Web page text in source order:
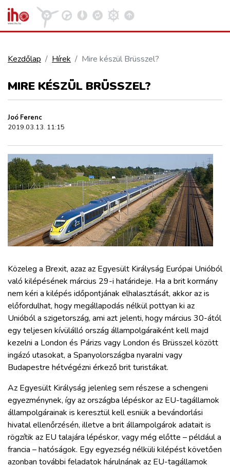
KÖZLEKEDÉSFEJLESZTÉS
ELLÁTÁSI LÁNC
ZÖLDÚT
BLOG
ARCHÍVUM
WEBSHOP
BELÉPÉS
REGISZTRÁCIÓ
Kezdőlap Hírek Mire készül Brüsszel?
MIRE KÉSZÜL BRÜSSZEL?
Joó Ferenc
2019.03.13. 11:15
Közeleg a Brexit, azaz az Egyesült Királyság Európai Unióból
való kilépésének március 29-i határideje. Ha a brit kormány
nem kéri a kilépés időpontjának elhalasztását, akkor az is
előfordulhat, hogy megállapodás nélkül pottyan ki az
Unióból a szigetország, ami azt jelenti, hogy március 30-ától
egy teljesen kívülálló ország állampolgáraiként kell majd
kezelni a London és Párizs vagy London és Brüsszel között
ingázó utasokat, a Spanyolországba nyaralni vagy
Budapestre hétvégézni érkező brit turistákat.
Az Egyesült Királyság jelenleg sem részese a schengeni
egyezménynek, így az országba lépéskor az EU-tagállamok
állampolgárainak is keresztül kell esniük a bevándorlási
hivatal ellenőrzésén, illetve a brit állampolgárok adatait is
rögzítik az EU talajára lépéskor, vagy még előtte – például a
francia – hatóságok. Egy egyezség nélküli kilépést követően
azonban további feladatok hárulnának az EU-tagállamok